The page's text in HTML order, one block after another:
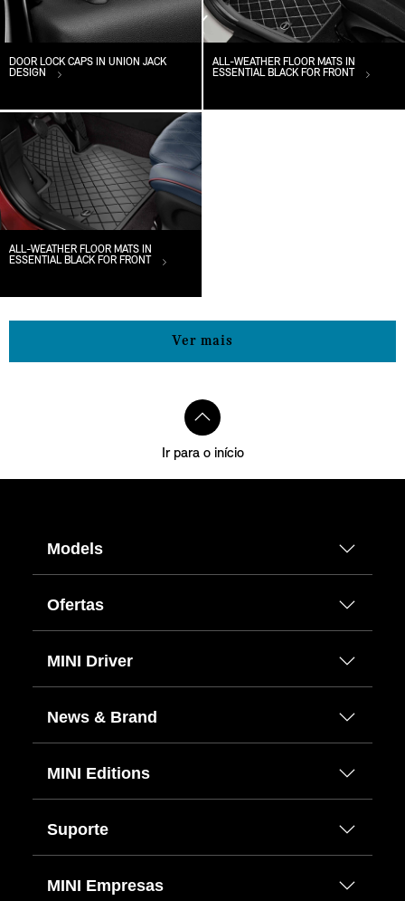
DOOR LOCK CAPS IN UNION JACK
DESIGN
ALL-WEATHER FLOOR MATS IN
ESSENTIAL BLACK FOR FRONT
ALL-WEATHER FLOOR MATS IN
ESSENTIAL BLACK FOR FRONT
Ver mais
Ir para o início
Models
Ofertas
MINI Driver
News & Brand
MINI Editions
Suporte
MINI Empresas